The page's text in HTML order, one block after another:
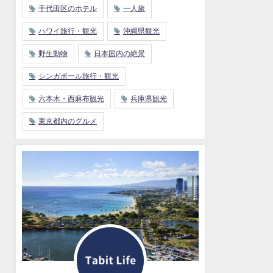
千代田区のホテル 一人旅
ハワイ旅行・観光 沖縄県観光
野生動物 日本国内の絶景
シンガポール旅行・観光
六本木・西麻布観光 兵庫県観光
東京都内のグルメ